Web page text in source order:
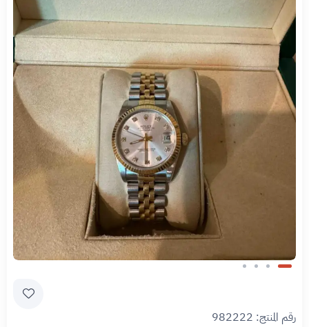
Slide 1 of 4
رقم المنتج: 982222